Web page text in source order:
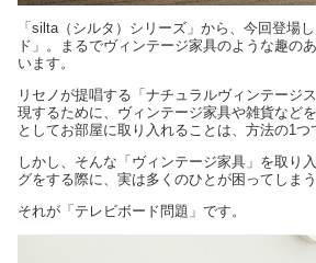
「silta（シルタ）シリーズ」から、今回登場
ド」。まるでヴィンテージ家具のような趣の
います。
リセノが提唱する「ナチュラルヴィンテージ
現するために、ヴィンテージ家具や雑貨など
としてお部屋に取り入れることは、方法の1つ
しかし、そんな「ヴィンテージ家具」を取り
グをする際に、実は多くのひとが困ってしま
それが「テレビボード問題」です。